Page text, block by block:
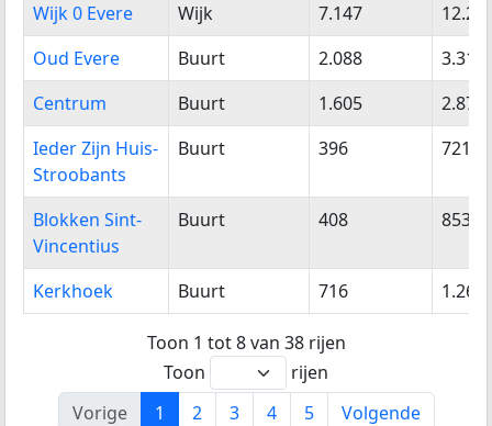
Wijk 0 Evere
Wijk 7.147
Oud Evere
Buurt 2.088
3.318
Centrum
Buurt 1.605
2.874
Ieder Zijn Huis-
Stroobants
Buurt 396 721
Blokken Sint-
Vincentius
Buurt 408 853
Kerkhoek Buurt 716 1.269
Toon 1 tot 8 van 38 rijen
Toon
rijen
Vorige
1 2 3 4 5 Volgende